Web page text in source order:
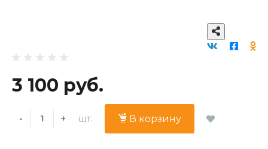
3 100 руб.
- + шт. В корзину